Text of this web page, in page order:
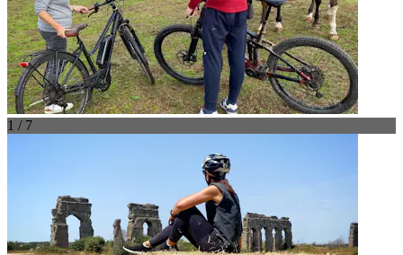
1 / 7